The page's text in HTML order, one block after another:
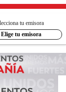
tu emisora
Elige tu emisora